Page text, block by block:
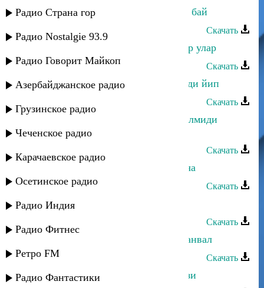
Радио Страна гор
Радио Nostalgie 93.9
Радио Говорит Майкоп
Азербайджанское радио
Грузинское радио
Чеченское радио
Карачаевское радио
Осетинское радио
Радио Индия
Радио Фитнес
Ретро FM
Радио Фантастики
Магомед-Закир Рамазанов - Ккуни бай
Скачать
Магомед-Закир Рамазанов - Жангар улар
Скачать
Магомед-Закир Рамазанов - Ачухъди йип
Скачать
Магомед-Закир Рамазанов - Юкв алмиди
гъушу ккунир
Скачать
Магомед-Закир Рамазанов - Хьил ча
Скачать
Руслан Рамазанов - Аромат любви
Скачать
Магомед-Закир Рамазанов - Пашманвал
Скачать
Магомед-Закир Рамазанов - Назнази